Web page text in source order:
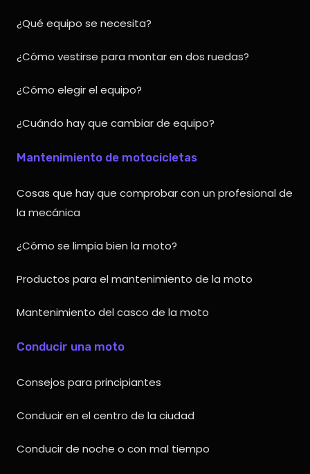
¿Qué equipo se necesita?
¿Cómo vestirse para montar en dos ruedas?
¿Cómo elegir el equipo?
¿Cuándo hay que cambiar de equipo?
Mantenimiento de motocicletas
Cosas que hay que comprobar con un profesional de
la mecánica
¿Cómo se limpia bien la moto?
Productos para el mantenimiento de la moto
Mantenimiento del casco de la moto
Conducir una moto
Consejos para principiantes
Conducir en el centro de la ciudad
Conducir de noche o con mal tiempo